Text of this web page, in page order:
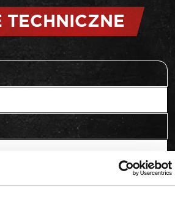
TECHNICZNE